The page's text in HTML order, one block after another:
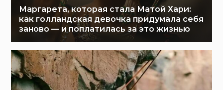
Маргарета, которая стала Матой Хари:
как голландская девочка придумала себя
заново — и поплатилась за это жизнью